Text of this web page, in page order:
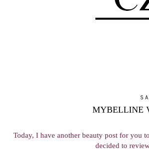
MYBELLINE
Today, I have another beauty post for you
decided to